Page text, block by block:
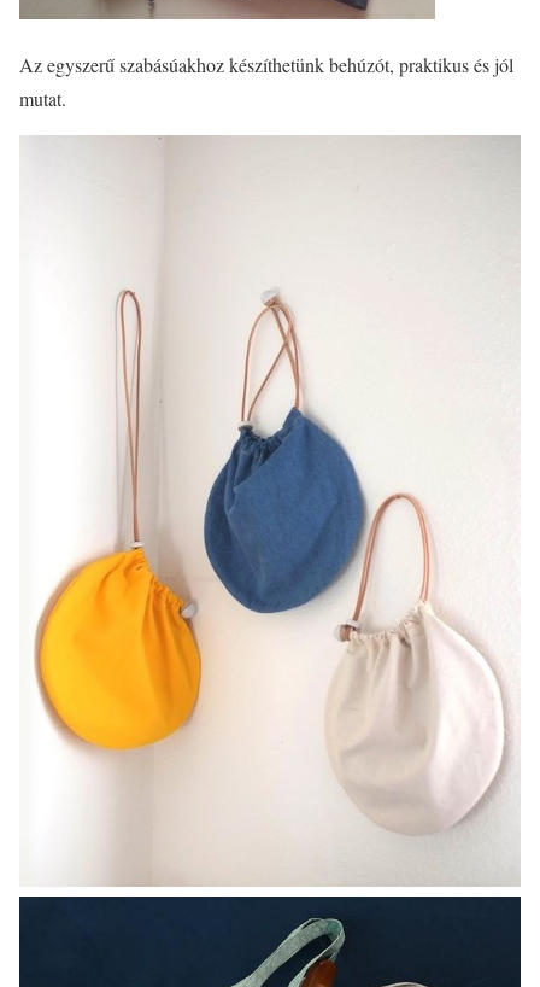
Az egyszerű szabásúakhoz készíthetünk behúzót, praktikus és jól
mutat.